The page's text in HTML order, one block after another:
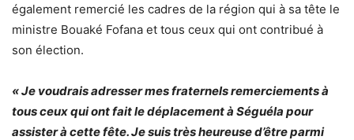
également remercié les cadres de la région qui à sa tête le
ministre Bouaké Fofana et tous ceux qui ont contribué à
son élection.
« Je voudrais adresser mes fraternels remerciements à
tous ceux qui ont fait le déplacement à Séguéla pour
assister à cette fête. Je suis très heureuse d’être parmi